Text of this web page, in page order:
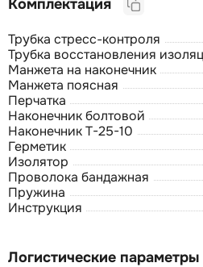
Комплектация
Трубка стресс-контроля
Трубка восстановления
Манжета на наконечник
Манжета поясная
Перчатка
Наконечник болтовой
Наконечник Т-25-10
Герметик
Изолятор
Проволока бандажная
Пружина
Инструкция
Логистические параметры